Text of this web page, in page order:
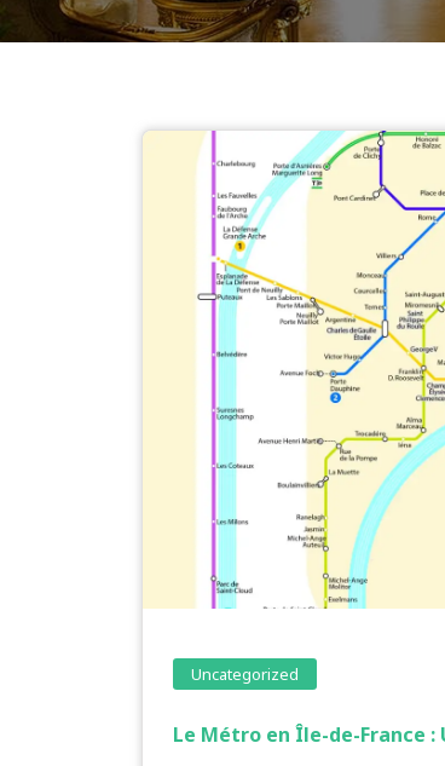
Uncategorized
Le Métro en Île-de-France :